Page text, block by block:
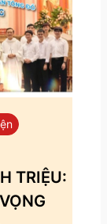
TRIỆU: